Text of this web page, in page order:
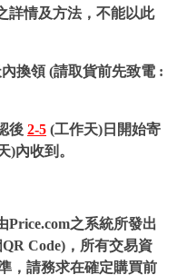
詳情及方法，不能以此
換領 (請取貨前先致電 :
後 2-5 (工作天)日開始寄
)內收到。
Price.com之系統所發出
Code)，所有交易資
，請務求在確定購買前